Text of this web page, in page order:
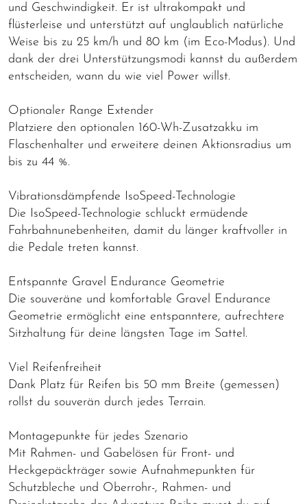
und Geschwindigkeit. Er ist ultrakompakt und
flüsterleise und unterstützt auf unglaublich natürliche
Weise bis zu 25 km/h und 80 km (im Eco-Modus). Und
dank der drei Unterstützungsmodi kannst du außerdem
entscheiden, wann du wie viel Power willst.
Optionaler Range Extender
Platziere den optionalen 160-Wh-Zusatzakku im
Flaschenhalter und erweitere deinen Aktionsradius um
bis zu 44 %.
Vibrationsdämpfende IsoSpeed-Technologie
Die IsoSpeed-Technologie schluckt ermüdende
Fahrbahnunebenheiten, damit du länger kraftvoller in
die Pedale treten kannst.
Entspannte Gravel Endurance Geometrie
Die souveräne und komfortable Gravel Endurance
Geometrie ermöglicht eine entspanntere, aufrechtere
Sitzhaltung für deine längsten Tage im Sattel.
Viel Reifenfreiheit
Dank Platz für Reifen bis 50 mm Breite (gemessen)
rollst du souverän durch jedes Terrain.
Montagepunkte für jedes Szenario
Mit Rahmen- und Gabelösen für Front- und
Heckgepäckträger sowie Aufnahmepunkten für
Schutzbleche und Oberrohr-, Rahmen- und